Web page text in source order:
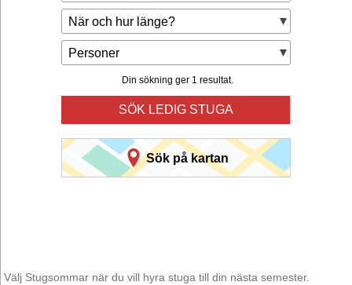
Räkna ut din
hyresintäkt
När och hur länge?
Personer
Din sökning ger 1 resultat.
SÖK LEDIG STUGA
Sök på kartan
Välj Stugsommar när du vill hyra stuga till din nästa semester.